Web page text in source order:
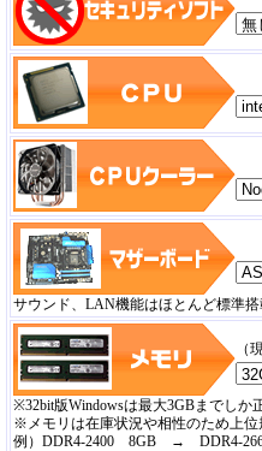
サウンド、LAN機能はほとんど標準搭
（
※32bit版Windowsは最大3GBまでしか
※メモリは在庫状況や相性のため上
例）DDR4-2400 8GB → DDR4-